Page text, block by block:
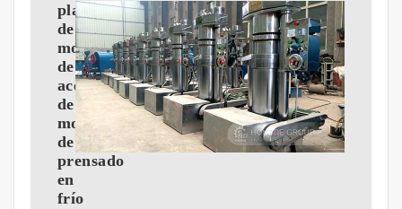
planta
de
molienda
de
aceite
de
mostaza
de
prensado
en
frío